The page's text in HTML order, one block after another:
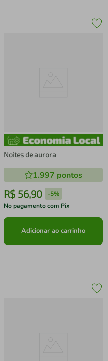
Noites de aurora
1.997 pontos
R$ 56,90 -5%
No pagamento com Pix
Adicionar ao carrinho